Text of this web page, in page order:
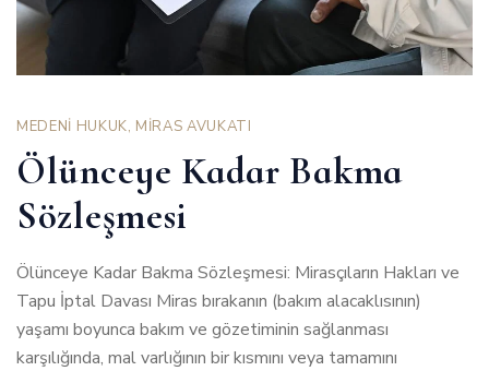
MEDENİ HUKUK, MİRAS AVUKATI
Ölünceye Kadar Bakma
Sözleşmesi
Ölünceye Kadar Bakma Sözleşmesi: Mirasçıların Hakları ve
Tapu İptal Davası Miras bırakanın (bakım alacaklısının)
yaşamı boyunca bakım ve gözetiminin sağlanması
karşılığında, mal varlığının bir kısmını veya tamamını